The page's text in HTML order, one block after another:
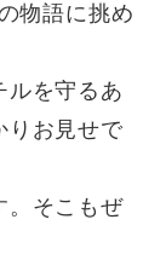
物語に挑め
ルを守るあ
りお見せで
。そこもぜ